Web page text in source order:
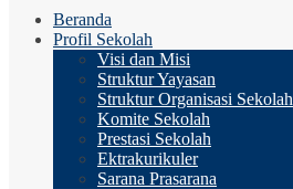
Beranda
Profil Sekolah
Visi dan Misi
Struktur Yayasan
Struktur Organisasi Sekolah
Komite Sekolah
Prestasi Sekolah
Ektrakurikuler
Sarana Prasarana